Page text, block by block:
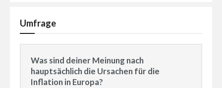
Umfrage
Was sind deiner Meinung nach
hauptsächlich die Ursachen für die
Inflation in Europa?